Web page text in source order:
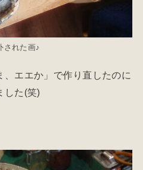
された画♪
、エエか」で作り直したのに
した(笑)